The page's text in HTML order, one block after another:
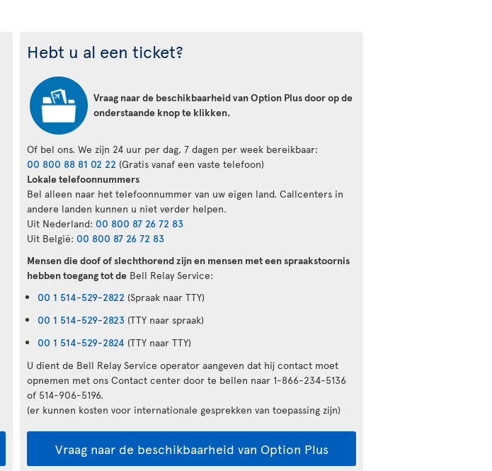
Hebt u al een ticket?
Vraag naar de beschikbaarheid van Option Plus door op de
onderstaande knop te klikken.
Of bel ons. We zijn 24 uur per dag, 7 dagen per week bereikbaar:
00 800 88 81 02 22 (Gratis vanaf een vaste telefoon)
Lokale telefoonnummers
Bel alleen naar het telefoonnummer van uw eigen land. Callcenters in
andere landen kunnen u niet verder helpen.
Uit Nederland: 00 800 87 26 72 83
Uit België: 00 800 87 26 72 83
Mensen die doof of slechthorend zijn en mensen met een spraakstoornis
hebben toegang tot de Bell Relay Service:
00 1 514-529-2822 (Spraak naar TTY)
00 1 514-529-2823 (TTY naar spraak)
00 1 514-529-2824 (TTY naar TTY)
U dient de Bell Relay Service operator aangeven dat hij contact moet
opnemen met ons Contact center door te bellen naar 1-866-234-5136
of 514-906-5196.
(er kunnen kosten voor internationale gesprekken van toepassing zijn)
Vraag naar de beschikbaarheid van Option Plus